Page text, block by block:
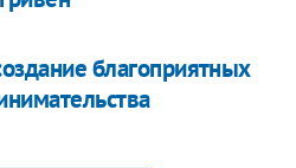
благоприятных